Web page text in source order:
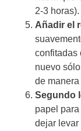
2-3 horas).
Añadir el
confitadas
nuevo
de
Segundo
papel
dejar levar